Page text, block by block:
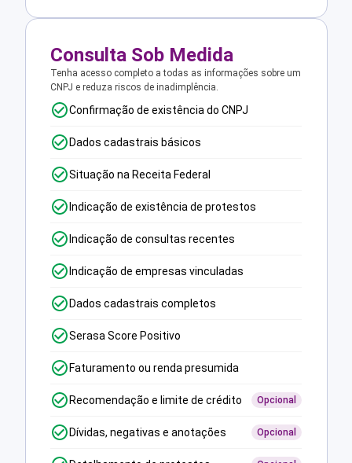
Consulta Sob Medida
Tenha acesso completo a todas as informações sobre um
CNPJ e reduza riscos de inadimplência.
Confirmação de existência do CNPJ
Dados cadastrais básicos
Situação na Receita Federal
Indicação de existência de protestos
Indicação de consultas recentes
Indicação de empresas vinculadas
Dados cadastrais completos
Serasa Score Positivo
Faturamento ou renda presumida
Recomendação e limite de crédito Opcional
Dívidas, negativas e anotações Opcional